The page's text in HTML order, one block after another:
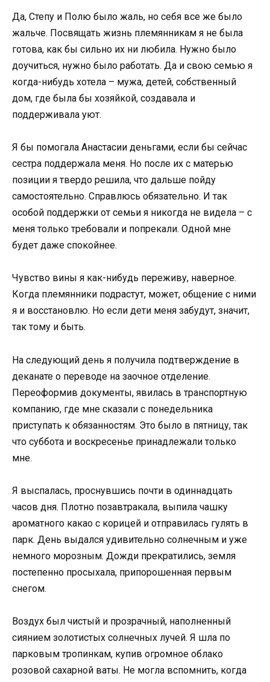
Да, Степу и Полю было жаль, но себя все же было
жальче. Посвящать жизнь племянникам я не была
готова, как бы сильно их ни любила. Нужно было
доучиться, нужно было работать. Да и свою семью я
когда-нибудь хотела – мужа, детей, собственный
дом, где была бы хозяйкой, создавала и
поддерживала уют.
Я бы помогала Анастасии деньгами, если бы сейчас
сестра поддержала меня. Но после их с матерью
позиции я твердо решила, что дальше пойду
самостоятельно. Справлюсь обязательно. И так
особой поддержки от семьи я никогда не видела – с
меня только требовали и попрекали. Одной мне
будет даже спокойнее.
Чувство вины я как-нибудь переживу, наверное.
Когда племянники подрастут, может, общение с ними
я и восстановлю. Но если дети меня забудут, значит,
так тому и быть.
На следующий день я получила подтверждение в
деканате о переводе на заочное отделение.
Переоформив документы, явилась в транспортную
компанию, где мне сказали с понедельника
приступать к обязанностям. Это было в пятницу, так
что суббота и воскресенье принадлежали только
мне.
Я выспалась, проснувшись почти в одиннадцать
часов дня. Плотно позавтракала, выпила чашку
ароматного какао с корицей и отправилась гулять в
парк. День выдался удивительно солнечным и уже
немного морозным. Дожди прекратились, земля
постепенно просыхала, припорошенная первым
снегом.
Воздух был чистый и прозрачный, наполненный
сиянием золотистых солнечных лучей. Я шла по
парковым тропинкам, купив огромное облако
розовой сахарной ваты. Не могла вспомнить, когда